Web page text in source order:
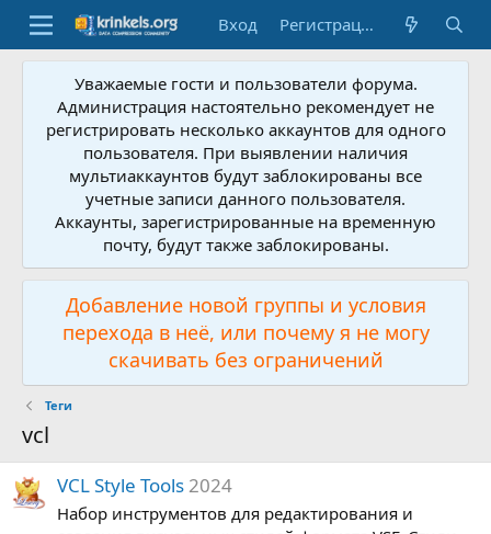
Вход Регистрация
Уважаемые гости и пользователи форума.
Администрация настоятельно рекомендует не
регистрировать несколько аккаунтов для одного
пользователя. При выявлении наличия
мультиаккаунтов будут заблокированы все
учетные записи данного пользователя.
Аккаунты, зарегистрированные на временную
почту, будут также заблокированы.
Добавление новой группы и условия
перехода в неё, или почему я не могу
скачивать без ограничений
Теги
vcl
VCL Style Tools 2024
Набор инструментов для редактирования и